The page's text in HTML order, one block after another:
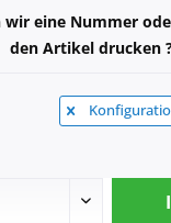
wir eine Nummer
den Artikel drucken